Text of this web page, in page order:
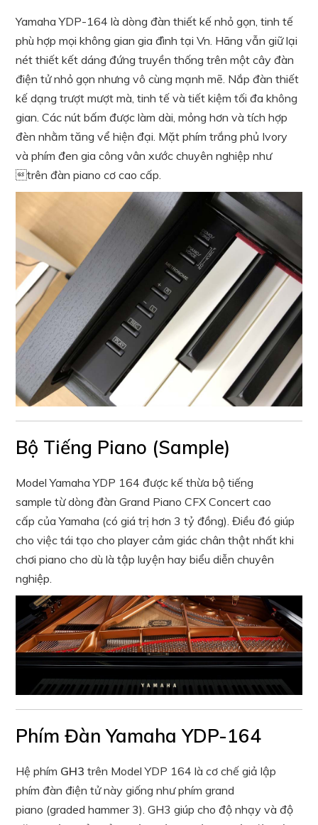
Yamaha YDP-164 là dòng đàn thiết kế nhỏ gọn, tinh tế
phù hợp mọi không gian gia đình tại Vn. Hãng vẫn giữ lại
nét thiết kết dáng đứng truyền thống trên một cây đàn
điện tử nhỏ gọn nhưng vô cùng mạnh mẽ. Nắp đàn thiết
kế dạng trượt mượt mà, tinh tế và tiết kiệm tối đa không
gian. Các nút bấm được làm dài, mỏng hơn và tích hợp
đèn nhằm tăng vể hiện đại. Mặt phím trắng phủ Ivory
và phím đen gia công vân xước chuyên nghiệp như
trên đàn piano cơ cao cấp.
Bộ Tiếng Piano (Sample)
Model Yamaha YDP 164 được kế thừa bộ tiếng
sample từ dòng đàn Grand Piano CFX Concert cao
cấp của Yamaha (có giá trị hơn 3 tỷ đồng). Điều đó giúp
cho việc tái tạo cho player cảm giác chân thật nhất khi
chơi piano cho dù là tập luyện hay biểu diễn chuyên
nghiệp.
Phím Đàn Yamaha YDP-164
Hệ phím GH3 trên Model YDP 164 là cơ chế giả lập
phím đàn điện tử này giống như phím grand
piano (graded hammer 3). GH3 giúp cho độ nhạy và độ